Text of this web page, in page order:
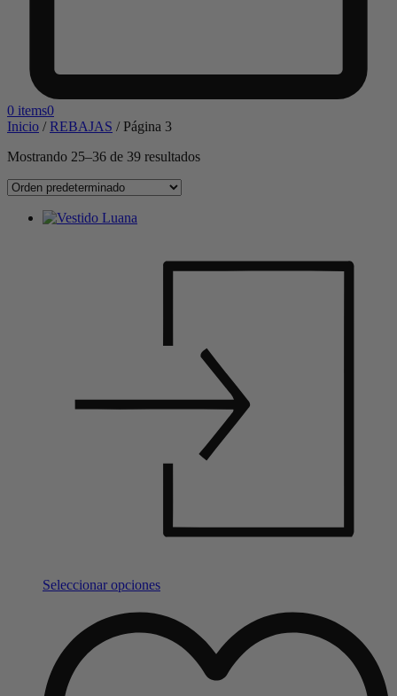
0 items0
Inicio /REBAJAS /Página 3
Mostrando 25–36 de 39 resultados
Seleccionar opciones